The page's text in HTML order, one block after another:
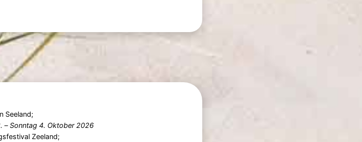
Seeland;
2. –
Sonntag 4. Oktober 2026
Zeeland;